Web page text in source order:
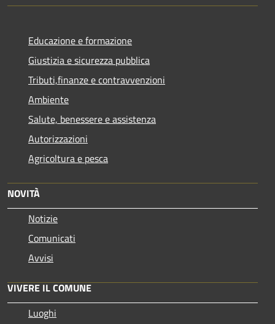
Educazione e formazione
Giustizia e sicurezza pubblica
Tributi,finanze e contravvenzioni
Ambiente
Salute, benessere e assistenza
Autorizzazioni
Agricoltura e pesca
NOVITÀ
Notizie
Comunicati
Avvisi
VIVERE IL COMUNE
Luoghi